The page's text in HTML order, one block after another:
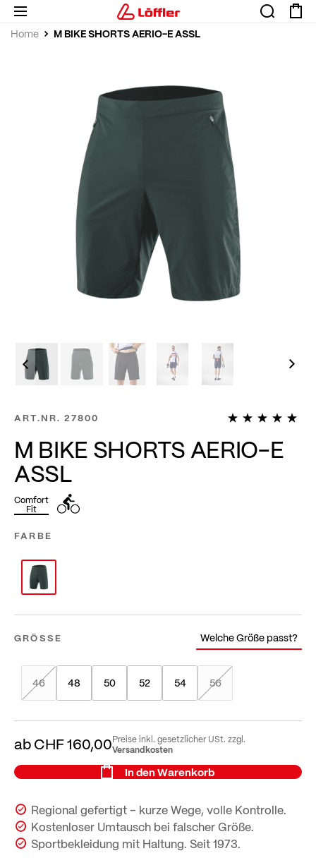
Home M BIKE SHORTS AERIO-E ASSL
ART.NR. 27800
M BIKE SHORTS AERIO-E
ASSL
Comfort
Fit
FARBE
GRÖSSE Welche Größe passt?
46 48 50 52 54 56
abCHF 160,00Preise inkl. gesetzlicher USt. zzgl.
Versandkosten
In den Warenkorb
Regional gefertigt – kurze Wege, volle Kontrolle.
Kostenloser Umtausch bei falscher Größe.
Sportbekleidung mit Haltung. Seit 1973.